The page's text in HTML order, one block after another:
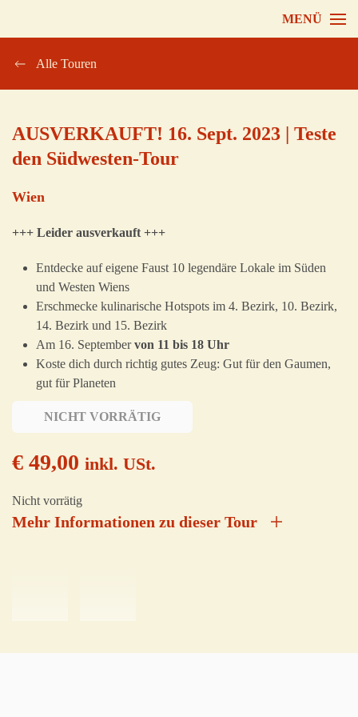
MENÜ
Alle Touren
AUSVERKAUFT! 16. Sept. 2023 | Teste
den Südwesten-Tour
Wien
+++ Leider ausverkauft +++
Entdecke auf eigene Faust 10 legendäre Lokale im Süden
und Westen Wiens
Erschmecke kulinarische Hotspots im 4. Bezirk, 10. Bezirk,
14. Bezirk und 15. Bezirk
Am 16. Septembervon 11 bis 18 Uhr
Koste dich durch richtig gutes Zeug: Gut für den Gaumen,
gut für Planeten
NICHT VORRÄTIG
€ 49,00 inkl. USt.
Nicht vorrätig
Mehr Informationen zu dieser Tour